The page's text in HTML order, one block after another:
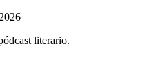
literario.